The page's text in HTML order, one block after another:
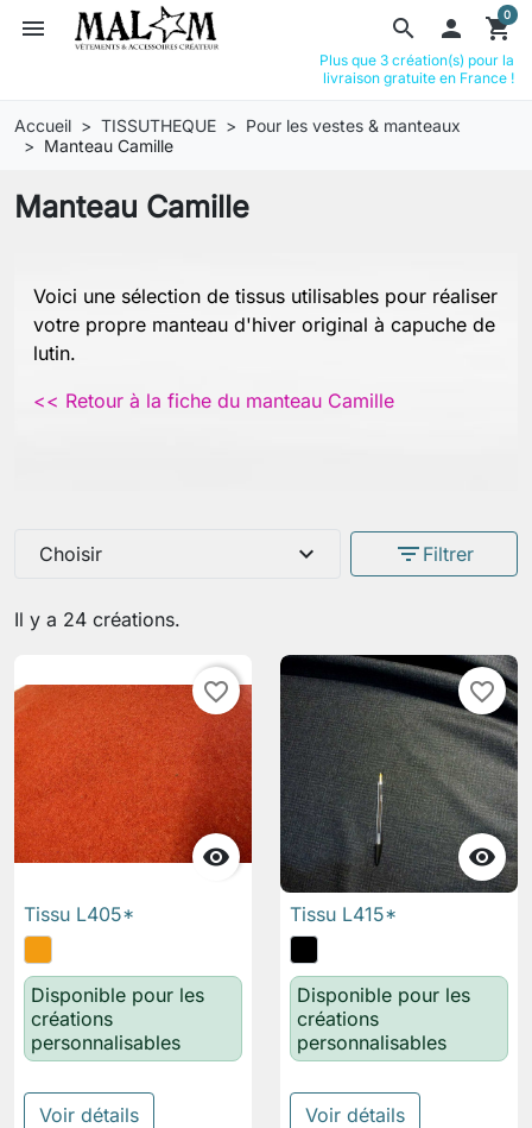
search
menu  shopping_cart
0
Plus que 3 création(s) pour la
livraison gratuite en France !
Accueil TISSUTHEQUE
Pour les vestes & manteaux
Manteau Camille
Manteau Camille
Voici une sélection de tissus utilisables pour réaliser
votre propre manteau d'hiver original à capuche de
lutin.
<< Retour à la fiche du manteau Camille
Il y a 24 créations.
Choisir expand_more filter_list Filtrer

favorite_border
Tissu L405*
Disponible pour les
créations
personnalisables
Voir détails

favorite_border
Tissu L415*
Disponible pour les
créations
personnalisables
Voir détails